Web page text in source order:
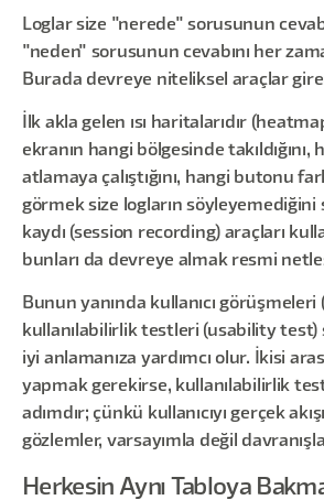
Loglar size "nerede" sorusunun
"neden" sorusunun cevabını her
Burada devreye niteliksel araçlar
İlk akla gelen ısı haritalarıdır
ekranın hangi bölgesinde takıldığını,
atlamaya çalıştığını, hangi butonu
görmek size logların söyleyemediğini
kaydı (session recording) araçları
bunları da devreye almak resmi
Bunun yanında kullanıcı
kullanılabilirlik testleri (usability test)
iyi anlamanıza yardımcı olur. İkisi
yapmak gerekirse, kullanılabilirlik
adımdır; çünkü kullanıcıyı gerçek
gözlemler, varsayımla değil
Herkesin Aynı Tabloya